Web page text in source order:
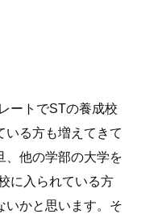
ートでSTの養成校
いる方も増えてきて
、他の学部の大学を
に入られている方
いかと思います。そ